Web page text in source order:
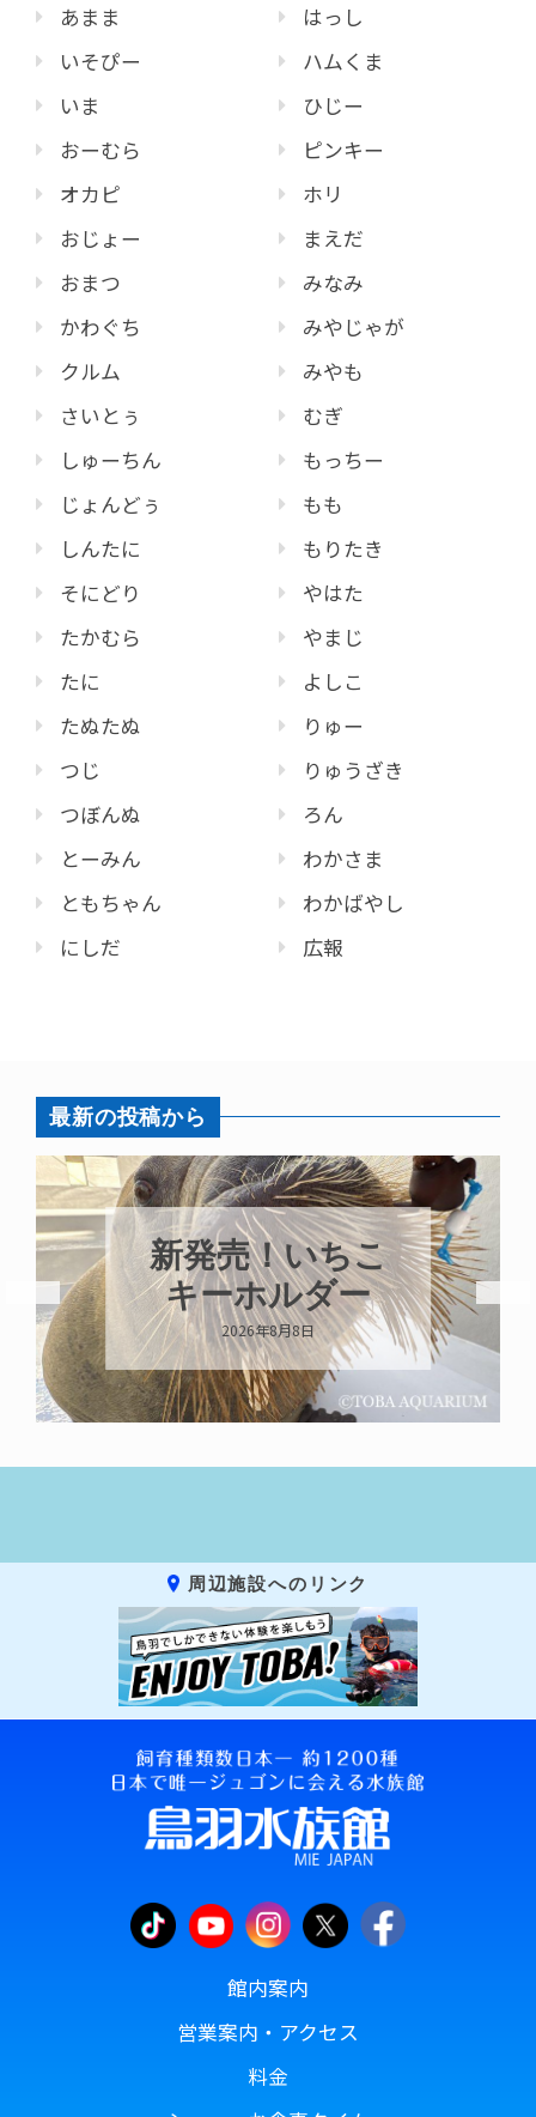
あまま
いそぴー
いま
おーむら
オカピ
おじょー
おまつ
かわぐち
クルム
さいとぅ
しゅーちん
じょんどぅ
しんたに
そにどり
たかむら
たに
たぬたぬ
つじ
つぼんぬ
とーみん
ともちゃん
にしだ
はっし
ハムくま
ひじー
ピンキー
ホリ
まえだ
みなみ
みやじゃが
みやも
むぎ
もっちー
もも
もりたき
やはた
やまじ
よしこ
りゅー
りゅうざき
ろん
わかさま
わかばやし
広報
最新の投稿から
パラオオウム
ガイが交接して
います
2026年8月7日
周辺施設へのリンク
館内案内
営業案内・アクセス
料金